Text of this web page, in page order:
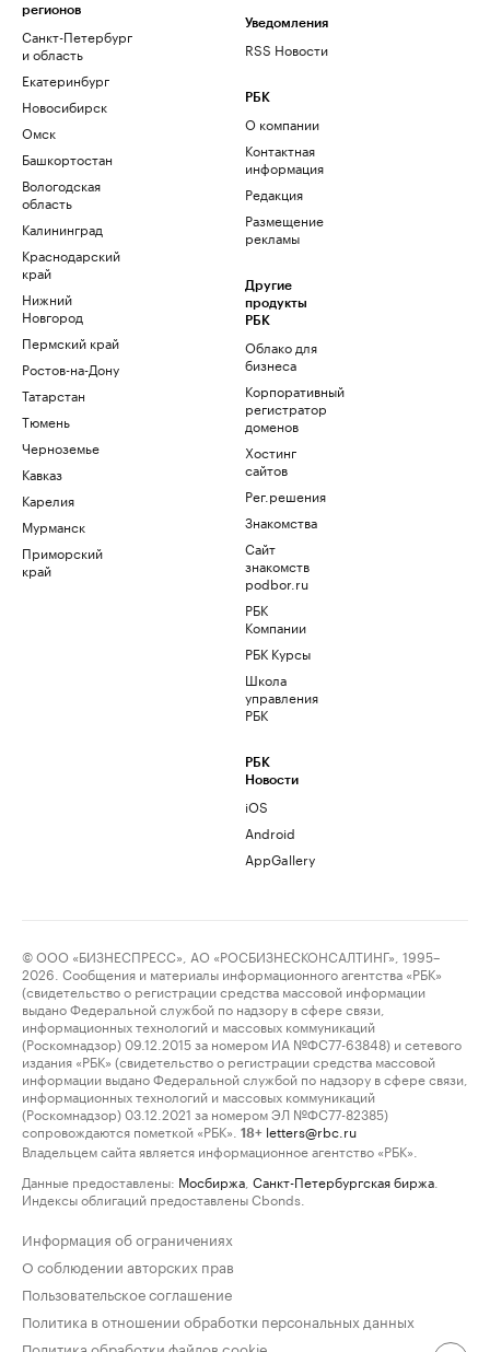
регионов
Санкт-Петербург
и область
Екатеринбург
Новосибирск
Омск
Башкортостан
Вологодская
область
Калининград
Краснодарский
край
Нижний
Новгород
Пермский край
Ростов-на-Дону
Татарстан
Тюмень
Черноземье
Кавказ
Карелия
Мурманск
Приморский
край
Уведомления
RSS Новости
РБК
О компании
Контактная
информация
Редакция
Размещение
рекламы
Другие
продукты
РБК
Облако для
бизнеса
Корпоративный
регистратор
доменов
Хостинг
сайтов
Рег.решения
Знакомства
Сайт
знакомств
podbor.ru
РБК
Компании
РБК Курсы
Школа
управления
РБК
РБК
Новости
iOS
Android
AppGallery
© ООО «БИЗНЕСПРЕСС», АО «РОСБИЗНЕСКОНСАЛТИНГ», 1995–
2026. Сообщения и материалы информационного агентства «РБК»
(свидетельство о регистрации средства массовой информации
выдано Федеральной службой по надзору в сфере связи,
информационных технологий и массовых коммуникаций
(Роскомнадзор) 09.12.2015 за номером ИА №ФС77-63848) и сетевого
издания «РБК» (свидетельство о регистрации средства массовой
информации выдано Федеральной службой по надзору в сфере связи,
информационных технологий и массовых коммуникаций
(Роскомнадзор) 03.12.2021 за номером ЭЛ №ФС77-82385)
сопровождаются пометкой «РБК».
18+ letters@rbc.ru
Владельцем сайта является информационное агентство «РБК».
Данные предоставлены: Мосбиржа Санкт-Петербургская биржа
Индексы облигаций предоставлены Cbonds.
Информация об ограничениях
О соблюдении авторских прав
Пользовательское соглашение
Политика в отношении обработки персональных данных
Политика обработки файлов cookie